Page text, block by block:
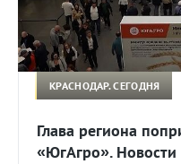
КРАСНОДАР. СЕГОДНЯ
Глава региона
«ЮгАгро».